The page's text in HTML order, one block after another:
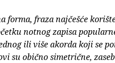
forma, fraza najčešće
notnog zapisa
ili više akorda koji se
su obično simetrične,